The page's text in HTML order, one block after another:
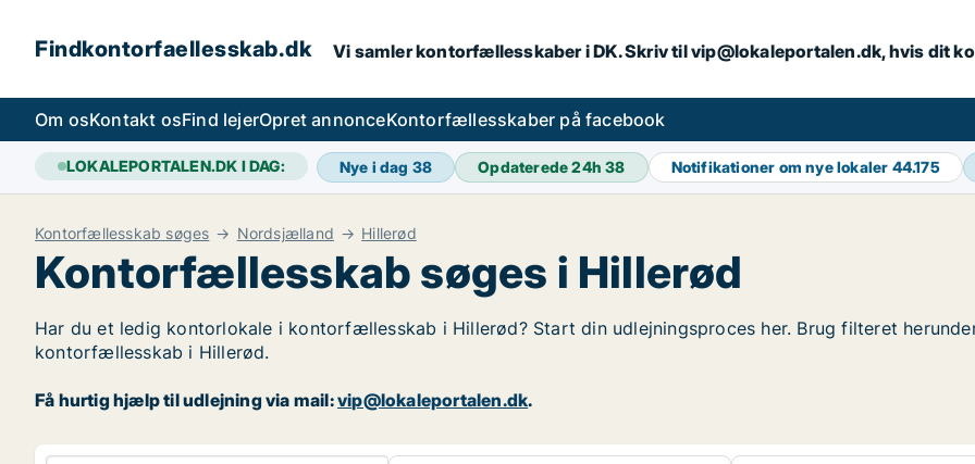
Findkontorfaellesskab.dk Vi samler kontorfællesskaber i DK. Skriv til vip@lokaleportalen.dk, hvis dit
Om osKontakt osFind lejerOpret annonceKontorfællesskaber på facebook
LOKALEPORTALEN.DK I DAG: Nye i dag 38 Opdaterede 24h38 Notifikationer om nye lokaler 44.175
Kontorfællesskab søges Nordsjælland Hillerød
Kontorfællesskab søges i Hillerød
Har du et ledig kontorlokale i kontorfællesskab i Hillerød? Start din udlejningsproces her. Brug filteret
kontorfællesskab i Hillerød.
Få hurtig hjælp til udlejning via mail:vip@lokaleportalen.dk.